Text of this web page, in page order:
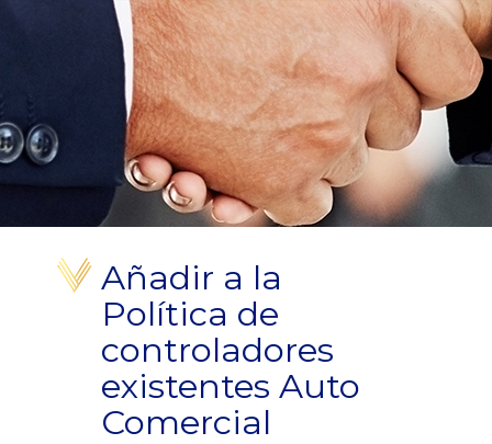
Añadir a la
Política de
controladores
existentes Auto
Comercial